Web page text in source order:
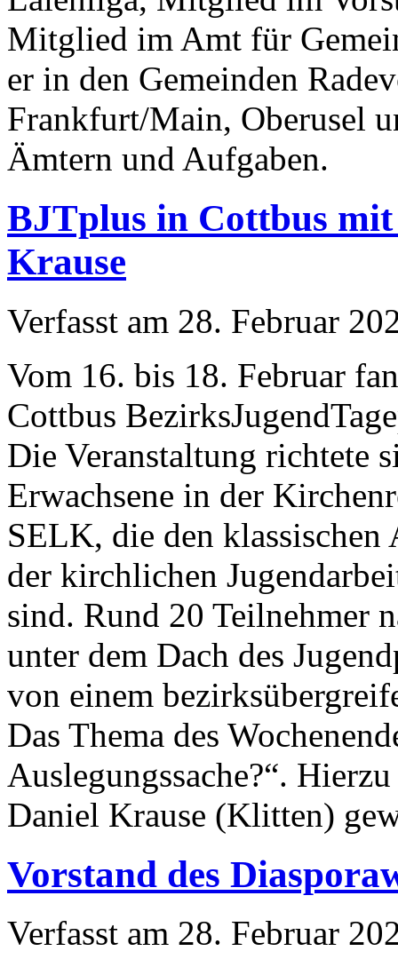
Mitglied im Amt für
er in den Gemeinden
Frankfurt/Main, Oberusel
Ämtern und Aufgaben.
BJTplus in Cottbus
Krause
Verfasst am 28. Februar
Vom 16. bis 18. Februar
Cottbus
Die Veranstaltung richtete
Erwachsene in der
SELK, die den klassischen
der kirchlichen
sind. Rund 20 Teilnehmer
unter dem Dach des
von einem
Das Thema des
Auslegungssache?“.
Daniel Krause (Klitten)
Vorstand des
Verfasst am 28. Februar